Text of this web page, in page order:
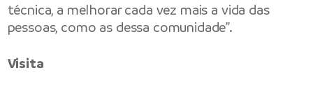
técnica, a melhorar cada vez mais a vida das
pessoas, como as dessa comunidade”.
Visita